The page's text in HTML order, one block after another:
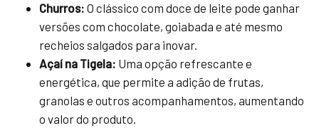
Churros: O clássico com doce de leite pode ganhar
versões com chocolate, goiabada e até mesmo
recheios salgados para inovar.
Açaí na Tigela: Uma opção refrescante e
energética, que permite a adição de frutas,
granolas e outros acompanhamentos, aumentando
o valor do produto.